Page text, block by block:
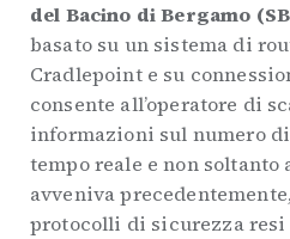
del Bacino di Bergamo
basato su un sistema di
Cradlepoint e su
consente all’operatore di
informazioni sul numero
tempo reale e non
avveniva
protocolli di sicurezza resi